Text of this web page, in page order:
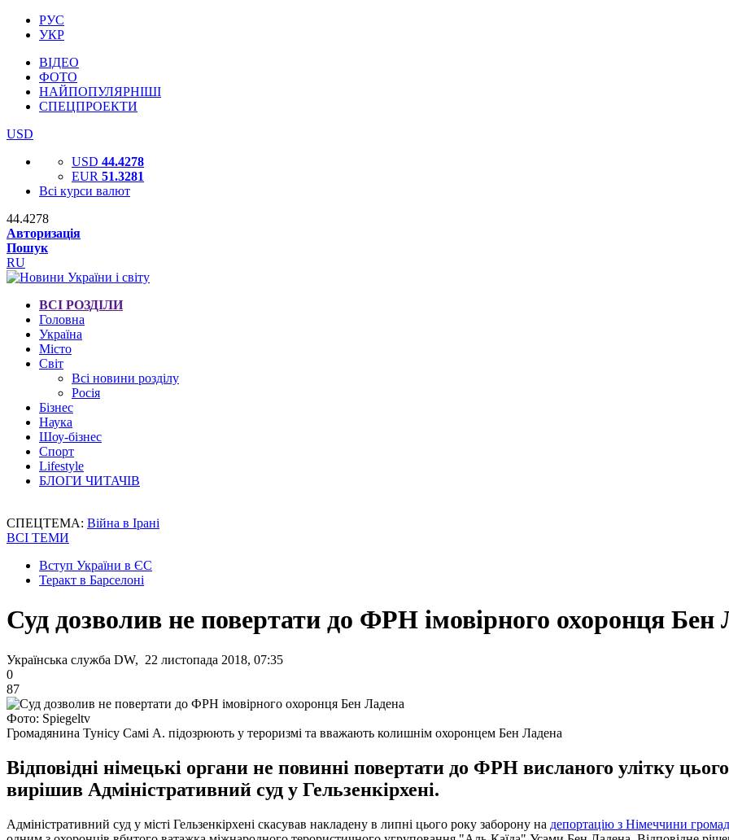
РУС
УКР
ВІДЕО
ФОТО
НАЙПОПУЛЯРНІШІ
СПЕЦПРОЕКТИ
USD
USD 44.4278
EUR 51.3281
Всі курси валют
44.4278
Авторизація
Пошук
RU
ВСІ РОЗДІЛИ
Головна
Україна
Місто
Світ
Всі новини розділу
Росія
Бізнес
Наука
Шоу-бізнес
Спорт
Lifestyle
БЛОГИ ЧИТАЧІВ
СПЕЦТЕМА: Війна в Ірані
ВСІ ТЕМИ
Вступ України в ЄС
Теракт в Барселоні
Суд дозволив не повертати до ФРН імовірного охоронця Бен
Українська служба DW, 22 листопада 2018, 07:35
0
87
Фото: Spiegeltv
Громадянина Тунісу Самі А. підозрюють у тероризмі та вважають колишнім охоронцем Бен Ладена
Відповідні німецькі органи не повинні повертати до ФРН висланого улітку
вирішив Адміністративний суд у Гельзенкірхені.
Адміністративний суд у місті Гельзенкірхені скасував накладену в липні цього року заборону на депортацію з Німеччини